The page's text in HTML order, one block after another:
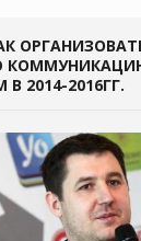
2014-2016ГГ.